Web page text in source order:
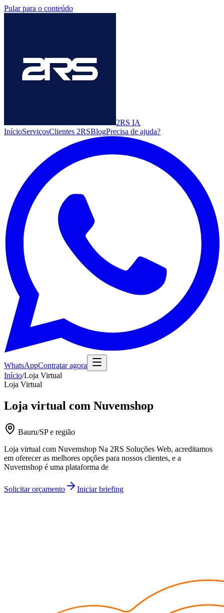
Pular para o conteúdo
2RS IA
InícioServiçosClientes 2RSBlogPrecisa de ajuda?
WhatsAppContratar agora
Início/Loja Virtual
Loja Virtual
Loja virtual com Nuvemshop
Bauru/SP e região
Loja virtual com Nuvemshop Na 2RS Soluções Web, acreditamos
em oferecer as melhores opções para nossos clientes, e a
Nuvemshop é uma plataforma de
Solicitar orçamento Iniciar briefing